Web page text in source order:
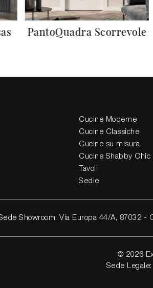
PantoQuadra Scorrevole
Cucine Moderne
Cucine Classiche
Cucine su misura
Cucine Shabby Chic
Tavoli
Sedie
Showroom: Via Europa 44/A, 87032 -
© 2026
Sede